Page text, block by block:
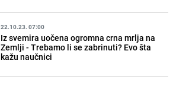
22.10.23. 07:00
Iz svemira uočena ogromna crna mrlja na
Zemlji - Trebamo li se zabrinuti? Evo šta
kažu naučnici